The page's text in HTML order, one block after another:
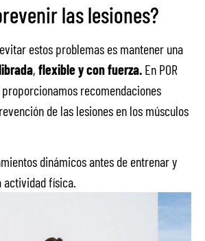
las lesiones?
estos problemas es mantener una
, flexible y con fuerza. En POR
proporcionamos recomendaciones
de las lesiones en los músculos
dinámicos antes de entrenar y
actividad física.